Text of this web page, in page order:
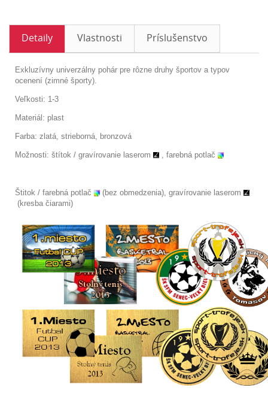
Detaily Vlastnosti Príslušenstvo
Exkluzívny univerzálny pohár pre rôzne druhy športov a typov
ocenení (zimné športy).
Veľkosti: 1-3
Materiál: plast
Farba: zlatá, strieborná, bronzová
Možnosti: štítok / gravírovanie laserom , farebná potlač
Štitok / farebná potlač
(bez obmedzenia), gravírovanie laserom
(kresba čiarami)